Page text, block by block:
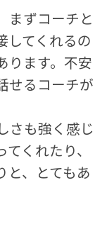
まずコーチと
してくれるの
ります。不安
せるコーチが
さも強く感じ
くれたり、
と、とてもあ